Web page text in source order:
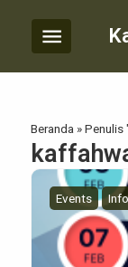
menu
Beranda »Penulis
Events